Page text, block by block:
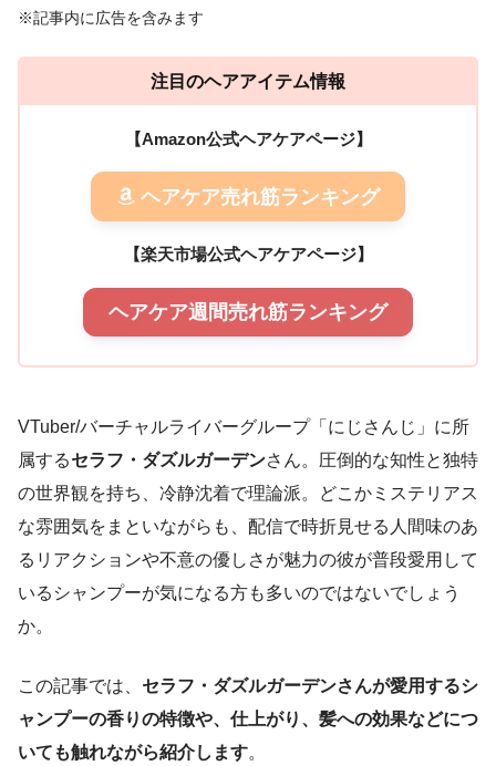
※記事内に広告を含みます
注目のヘアアイテム情報
【Amazon公式ヘアケアページ】
ヘアケア売れ筋ランキング
【楽天市場公式ヘアケアページ】
ヘアケア週間売れ筋ランキング
VTuber/バーチャルライバーグループ「にじさんじ」に所
属するセラフ・ダズルガーデンさん。圧倒的な知性と独特
の世界観を持ち、冷静沈着で理論派。どこかミステリアス
な雰囲気をまといながらも、配信で時折見せる人間味のあ
るリアクションや不意の優しさが魅力の彼が普段愛用して
いるシャンプーが気になる方も多いのではないでしょう
か。
この記事では、 セラフ・ダズルガーデンさんが愛用するシ
ャンプーの香りの特徴や、仕上がり、髪への効果などにつ
いても触れながら紹介します。